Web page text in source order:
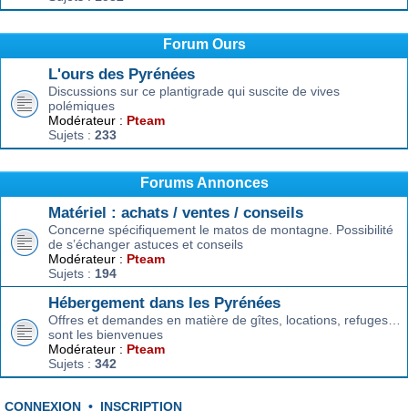
Forum Ours
L'ours des Pyrénées
Discussions sur ce plantigrade qui suscite de vives
polémiques
Modérateur : Pteam
Sujets : 233
Forums Annonces
Matériel : achats / ventes / conseils
Concerne spécifiquement le matos de montagne. Possibilité
de s’échanger astuces et conseils
Modérateur : Pteam
Sujets : 194
Hébergement dans les Pyrénées
Offres et demandes en matière de gîtes, locations, refuges…
sont les bienvenues
Modérateur : Pteam
Sujets : 342
CONNEXION • INSCRIPTION